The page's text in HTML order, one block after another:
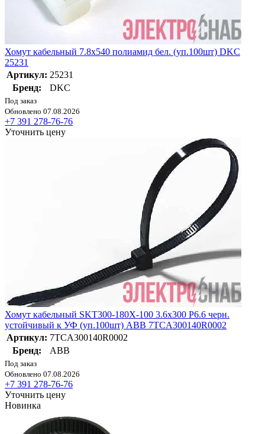
Хомут кабельный 7.8х540 полиамид бел. (уп.100шт) DKC
25231
Артикул: 25231
Бренд:
DKC
Под заказ
Обновлено 07.08.2026
+7 391 278-76-76
Уточнить цену
Хомут кабельный SKT300-180X-100 3.6х300 P6.6 черн.
устойчивый к УФ (уп.100шт) ABB 7TCA300140R0002
Артикул: 7TCA300140R0002
Бренд:
ABB
Под заказ
Обновлено 07.08.2026
+7 391 278-76-76
Уточнить цену
Новинка